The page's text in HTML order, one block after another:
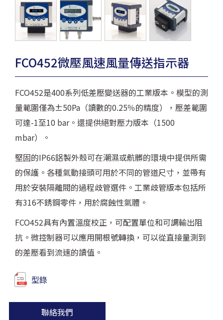
FCO452微壓風速風量傳送指示器
FCO452是400系列低差壓變送器的工業版本。模型的測
量範圍僅為±50Pa（讀數的0.25％的精度），壓差範圍
可達-1至10 bar。還提供絕對壓力版本（1500
mbar）。
堅固的IP66鋁製外殼可在潮濕或骯髒的環境中提供所需
的保護。各種氣動接頭可用於不同的管道尺寸，並帶有
用於安裝隔離閥的過程歧管選件。工業歧管版本包括所
有316不銹鋼零件，用於腐蝕性氣體。
FCO452具有內置溫度校正，可配置單位和可調輸出阻
抗。微控制器可以應用開根號轉換，可以從直接量測到
的差壓看到流速的讀值。
型錄
聯絡我們